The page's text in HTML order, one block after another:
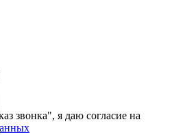
звонка", я даю согласие на